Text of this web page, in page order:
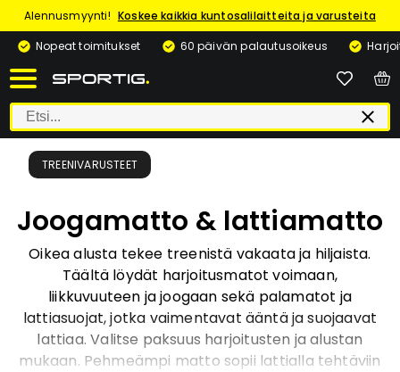
Alennusmyynti! Koskee kaikkia kuntosalilaitteita ja varusteita
Nopeat toimitukset
60 päivän palautusoikeus
TREENIVARUSTEET
Joogamatto & lattiamatto
Oikea alusta tekee treenistä vakaata ja hiljaista.
Täältä löydät harjoitusmatot voimaan,
liikkuvuuteen ja joogaan sekä palamatot ja
lattiasuojat, jotka vaimentavat ääntä ja suojaavat
lattiaa. Valitse paksuus harjoitusten ja alustan
mukaan. Pehmeämpi matto sopii lattialla tehtäviin